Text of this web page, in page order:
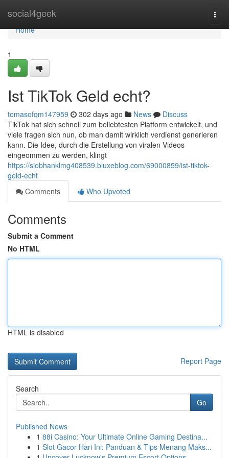
social4geek
Home
Home
1
Ist TikTok Geld echt?
tomasofqm147959 302 days ago News
Discuss
TikTok hat sich schnell zum beliebtesten Platform entwickelt, und
viele fragen sich nun, ob man damit wirklich verdienst generieren
kann. Die Idee, durch die Erstellung von viralen Videos
eingeommen zu werden, klingt
https://siobhanklmg408539.bluxeblog.com/69000859/ist-tiktok-
geld-echt
Comments
Who Upvoted
Comments
Submit a Comment
No HTML
HTML is disabled
Report Page
Search
Go
Published News
1 88i Casino: Your Ultimate Online Gaming Destina...
1 Slot Gacor Hari Ini: Panduan & Tips Menang Maks...